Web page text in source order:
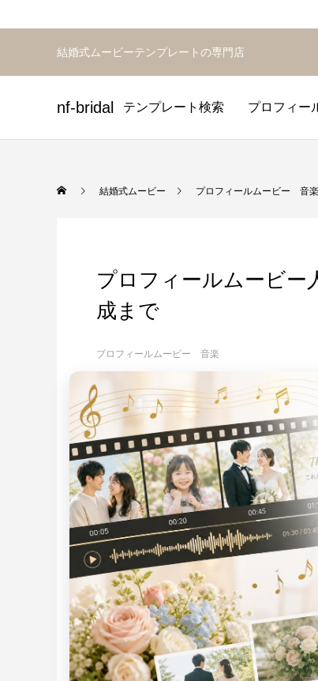
結婚式ムービーテンプレートの専門店
nf-bridal テンプレート検索 プロフィー
Youtube風プロフィールムービーテンプレ
ート – lovetube
結婚式プロフィールムービーの写真枚数｜
3分5分7分別の最適枚数・1枚あたり秒数・
各パート配分・写真不足対策の早見表
【2026】
エヴァ風オープニングムービーテンプレー
ト – weddingerion
家族婚・少人数挙式向けオープニングムー
ビー完全ガイド｜アットホームな感動演出
手描きイラストがかわいいエンドロールム
ービーテンプレート – illust
結婚式エンドロールにおすすめの
RADWIMPS人気曲｜選曲とISUM著作権ガ
イド
結婚式ムービー プロフィールムービー 音楽
プロフィールムービー
成まで
プロフィールムービー 音楽